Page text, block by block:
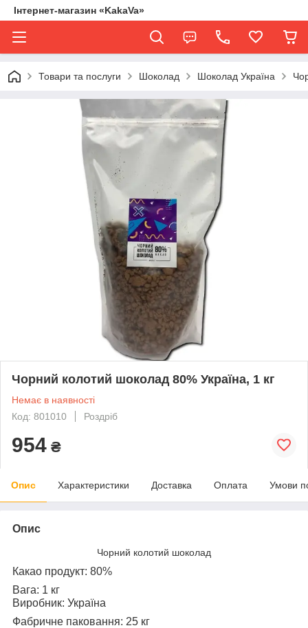
Інтернет-магазин «KakaVa»
Товари та послуги Шоколад Шоколад Україна
Чорний колотий шоколад 80% Україна, 1 кг
Немає в наявності
Код: 801010
Роздріб
954 ₴
Опис Характеристики Доставка Оплата Умови
Опис
Чорний колотий шоколад
Какао продукт: 80%
Вага: 1 кг
Виробник: Україна
Фабричне паковання: 25 кг